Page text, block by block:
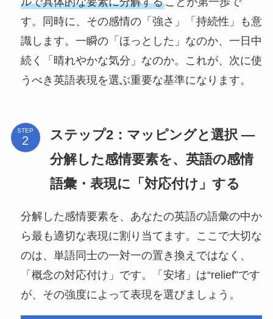
す。同時に、その感情の「強さ」「持続性」も意
識します。一瞬の「ほっとした」なのか、一日中
続く「晴れやかな気分」なのか。これが、次に使
うべき英語表現を選ぶ重要な基準になります。
STEP
ステップ2：マッピングと選択 ―
分解した感情要素を、英語の感情
語彙・表現に「対応付け」する
分解した感情要素を、あなたの英語の語彙の中か
ら最も適切な表現に割り当てます。ここで大切な
のは、単語同士の一対一の置き換えではなく、
「概念の対応付け」です。「安堵」は“relief”です
が、その強度によって表現を選びましょう。